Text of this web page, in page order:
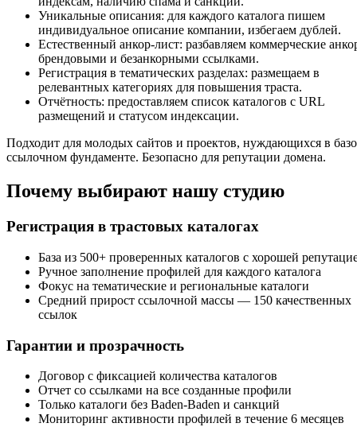
Уникальные описания: для каждого каталога пишем
индивидуальное описание компании, избегаем дублей.
Естественный анкор-лист: разбавляем коммерческие
брендовыми и безанкорными ссылками.
Регистрация в тематических разделах: размещаем в
релевантных категориях для повышения траста.
Отчётность: предоставляем список каталогов с URL
размещений и статусом индексации.
Подходит для молодых сайтов и проектов, нуждающихся в
ссылочном фундаменте. Безопасно для репутации домена.
Почему выбирают нашу студию
Регистрация в трастовых каталогах
База из 500+ проверенных каталогов с хорошей
Ручное заполнение профилей для каждого каталога
Фокус на тематические и региональные каталоги
Средний прирост ссылочной массы — 150 качественных
ссылок
Гарантии и прозрачность
Договор с фиксацией количества каталогов
Отчет со ссылками на все созданные профили
Только каталоги без Baden-Baden и санкций
Мониторинг активности профилей в течение 6 месяцев